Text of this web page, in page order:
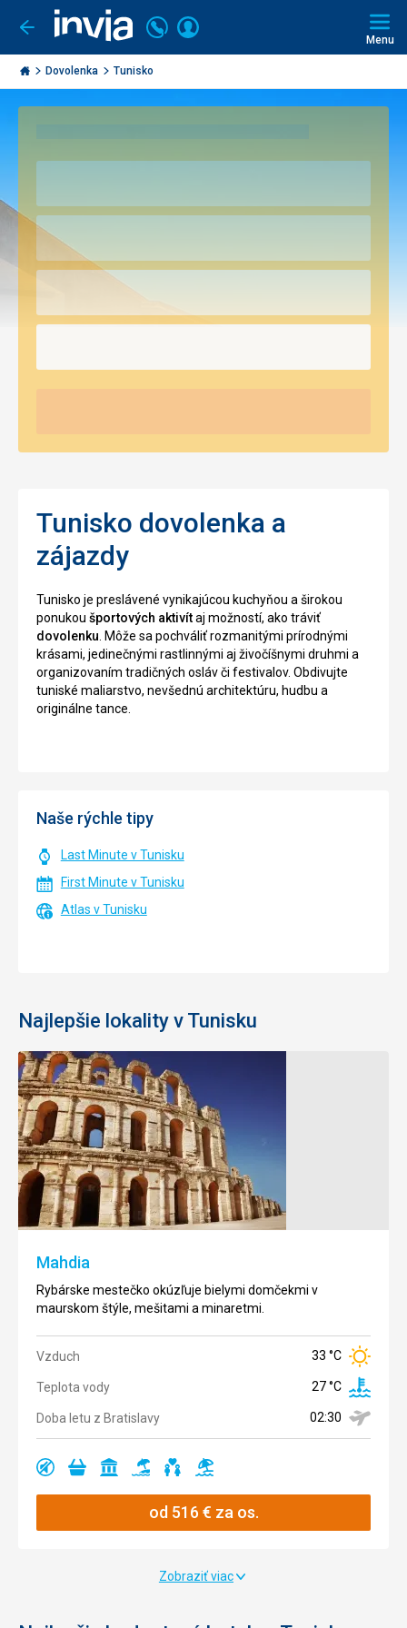
Ísť
späť
Invia.sk
Volajte
+421
2
0493
Prihlásiť
Menu
Dovolenka Tunisko
Tunisko dovolenka a
zájazdy
Tunisko je preslávené vynikajúcou kuchyňou a širokou
ponukou športových aktivítaj možností, ako tráviť
dovolenku . Môže sa pochváliť rozmanitými prírodnými
krásami, jedinečnými rastlinnými aj živočíšnymi druhmi a
organizovaním tradičných osláv či festivalov. Obdivujte
tuniské maliarstvo, nevšednú architektúru, hudbu a
originálne tance.
Naše rýchle tipy
Last Minute v Tunisku
First Minute v Tunisku
Atlas v Tunisku
Najlepšie lokality v Tunisku
Mahdia
Rybárske mestečko okúzľuje bielymi domčekmi v
maurskom štýle, mešitami a minaretmi.
Vzduch 33 °C
Teplota vody 27 °C
Doba letu z Bratislavy 02:30
Ano Ano Ano Ano Ano
Ano
od 516€ za os.
Hammamet
Raj milovníkov
opaľovania s
najčistejšími a
najslnečnejšími
plážami v
Vzduch 30 °C
vody
02:30
Ano
Sousse
Zvláštnosťou
sú
katakomby
vedúce pod
celým
archeologické
Teplota
28 °C
Bratislavy
02:30
Ano
Ano
Zobraziť viac